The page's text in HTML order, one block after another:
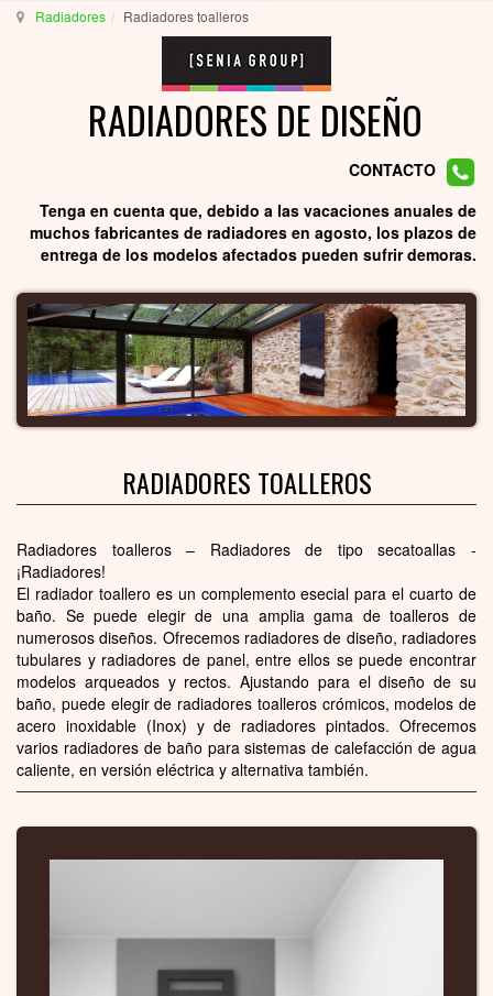
Radiadores Radiadores toalleros
RADIADORES DE DISEÑO
CONTACTO
Tenga en cuenta que, debido a las vacaciones anuales de
muchos fabricantes de radiadores en agosto, los plazos de
entrega de los modelos afectados pueden sufrir demoras.
RADIADORES TOALLEROS
Radiadores toalleros – Radiadores de tipo secatoallas -
¡Radiadores!
El radiador toallero es un complemento esecial para el cuarto de
baño. Se puede elegir de una amplia gama de toalleros de
numerosos diseños. Ofrecemos radiadores de diseño, radiadores
tubulares y radiadores de panel, entre ellos se puede encontrar
modelos arqueados y rectos. Ajustando para el diseño de su
baño, puede elegir de radiadores toalleros crómicos, modelos de
acero inoxidable (Inox) y de radiadores pintados. Ofrecemos
varios radiadores de baño para sistemas de calefacción de agua
caliente, en versión eléctrica y alternativa también.